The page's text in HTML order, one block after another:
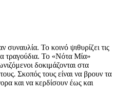
Το κοινό ψιθυρίζει τις
τραγούδια. Το «Νότα Μία»
δοκιμάζονται στα
Σκοπός τους είναι να βρουν τα
και να κερδίσουν έως και